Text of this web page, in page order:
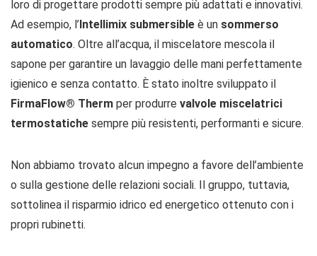
loro di progettare prodotti sempre più adattati e innovativi.
Ad esempio, l’Intellimix submersible è un sommerso
automatico. Oltre all’acqua, il miscelatore mescola il
sapone per garantire un lavaggio delle mani perfettamente
igienico e senza contatto. È stato inoltre sviluppato il
FirmaFlow® Therm per produrre valvole miscelatrici
termostatiche sempre più resistenti, performanti e sicure.
Non abbiamo trovato alcun impegno a favore dell’ambiente
o sulla gestione delle relazioni sociali. Il gruppo, tuttavia,
sottolinea il risparmio idrico ed energetico ottenuto con i
propri rubinetti.